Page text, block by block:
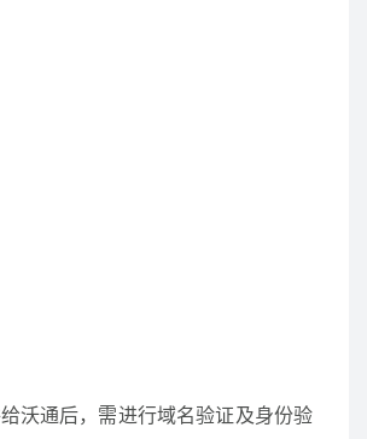
沃通后，需进行域名验证及身份验